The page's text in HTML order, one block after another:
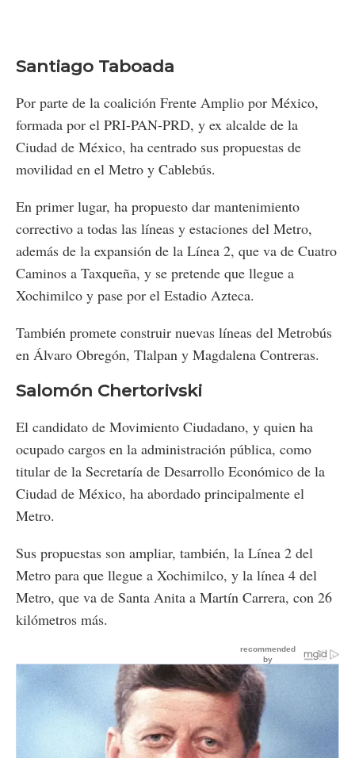
Santiago Taboada
Por parte de la coalición Frente Amplio por México,
formada por el PRI-PAN-PRD, y ex alcalde de la
Ciudad de México, ha centrado sus propuestas de
movilidad en el Metro y Cablebús.
En primer lugar, ha propuesto dar mantenimiento
correctivo a todas las líneas y estaciones del Metro,
además de la expansión de la Línea 2, que va de Cuatro
Caminos a Taxqueña, y se pretende que llegue a
Xochimilco y pase por el Estadio Azteca.
También promete construir nuevas líneas del Metrobús
en Álvaro Obregón, Tlalpan y Magdalena Contreras.
Salomón Chertorivski
El candidato de Movimiento Ciudadano, y quien ha
ocupado cargos en la administración pública, como
titular de la Secretaría de Desarrollo Económico de la
Ciudad de México, ha abordado principalmente el
Metro.
Sus propuestas son ampliar, también, la Línea 2 del
Metro para que llegue a Xochimilco, y la línea 4 del
Metro, que va de Santa Anita a Martín Carrera, con 26
kilómetros más.